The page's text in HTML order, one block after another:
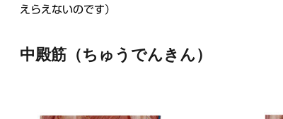
えらえないのです）
中殿筋（ちゅうでんきん）